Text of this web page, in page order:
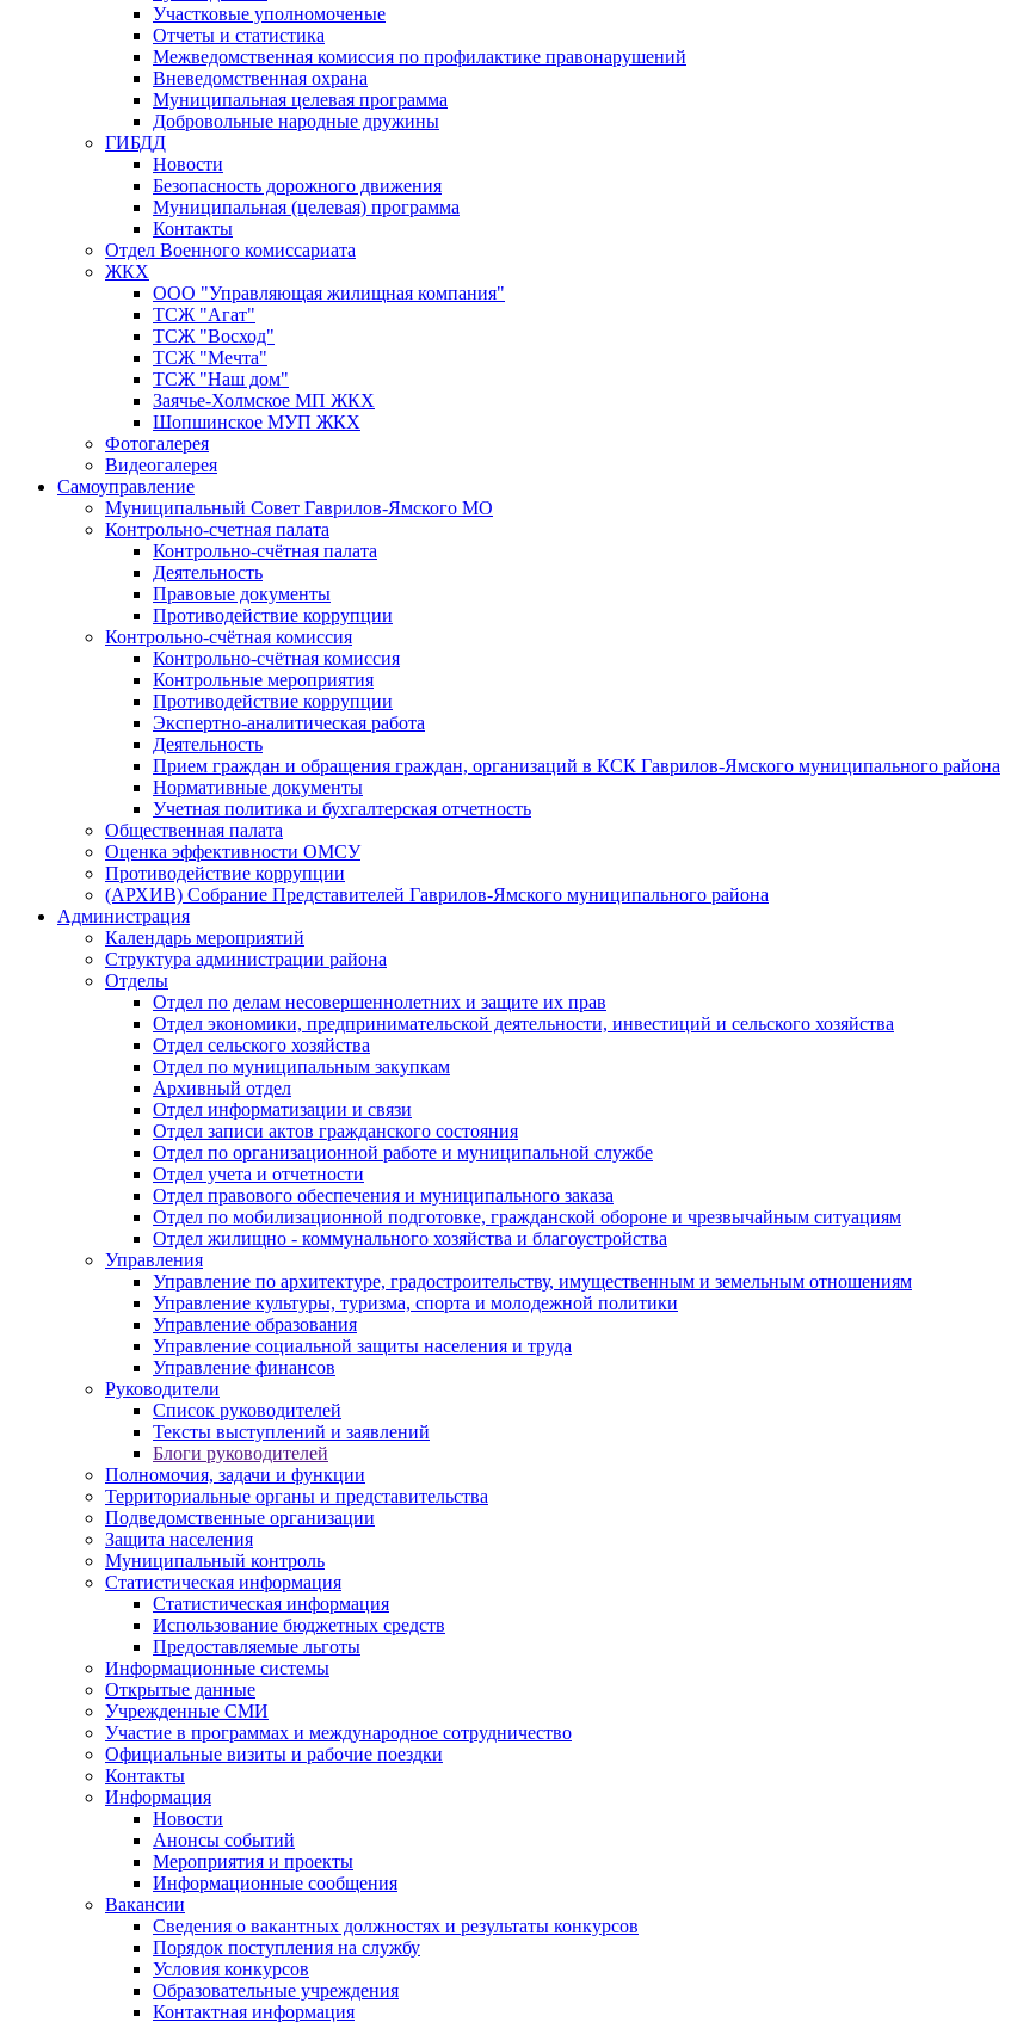
Участковые уполномоченые
Отчеты и статистика
Межведомственная комиссия по профилактике правонарушений
Вневедомственная охрана
Муниципальная целевая программа
Добровольные народные дружины
ГИБДД
Новости
Безопасность дорожного движения
Муниципальная (целевая) программа
Контакты
Отдел Военного комиссариата
ЖКХ
ООО "Управляющая жилищная компания"
ТСЖ "Агат"
ТСЖ "Восход"
ТСЖ "Мечта"
ТСЖ "Наш дом"
Заячье-Холмское МП ЖКХ
Шопшинское МУП ЖКХ
Фотогалерея
Видеогалерея
Самоуправление
Муниципальный Совет Гаврилов-Ямского МО
Контрольно-счетная палата
Контрольно-счётная палата
Деятельность
Правовые документы
Противодействие коррупции
Контрольно-счётная комиссия
Контрольно-счётная комиссия
Контрольные мероприятия
Противодействие коррупции
Экспертно-аналитическая работа
Деятельность
Прием граждан и обращения граждан, организаций в КСК Гаврилов-Ямского муниципального района
Нормативные документы
Учетная политика и бухгалтерская отчетность
Общественная палата
Оценка эффективности ОМСУ
Противодействие коррупции
(АРХИВ) Собрание Представителей Гаврилов-Ямского муниципального района
Администрация
Календарь мероприятий
Структура администрации района
Отделы
Отдел по делам несовершеннолетних и защите их прав
Отдел экономики, предпринимательской деятельности, инвестиций и сельского хозяйства
Отдел сельского хозяйства
Отдел по муниципальным закупкам
Архивный отдел
Отдел информатизации и связи
Отдел записи актов гражданского состояния
Отдел по организационной работе и муниципальной службе
Отдел учета и отчетности
Отдел правового обеспечения и муниципального заказа
Отдел по мобилизационной подготовке, гражданской обороне и чрезвычайным ситуациям
Отдел жилищно - коммунального хозяйства и благоустройства
Управления
Управление по архитектуре, градостроительству, имущественным и земельным отношениям
Управление культуры, туризма, спорта и молодежной политики
Управление образования
Управление социальной защиты населения и труда
Управление финансов
Руководители
Список руководителей
Тексты выступлений и заявлений
Блоги руководителей
Полномочия, задачи и функции
Территориальные органы и представительства
Подведомственные организации
Защита населения
Муниципальный контроль
Статистическая информация
Статистическая информация
Использование бюджетных средств
Предоставляемые льготы
Информационные системы
Открытые данные
Учрежденные СМИ
Участие в программах и международное сотрудничество
Официальные визиты и рабочие поездки
Контакты
Информация
Новости
Анонсы событий
Мероприятия и проекты
Информационные сообщения
Вакансии
Сведения о вакантных должностях и результаты конкурсов
Порядок поступления на службу
Условия конкурсов
Образовательные учреждения
Контактная информация